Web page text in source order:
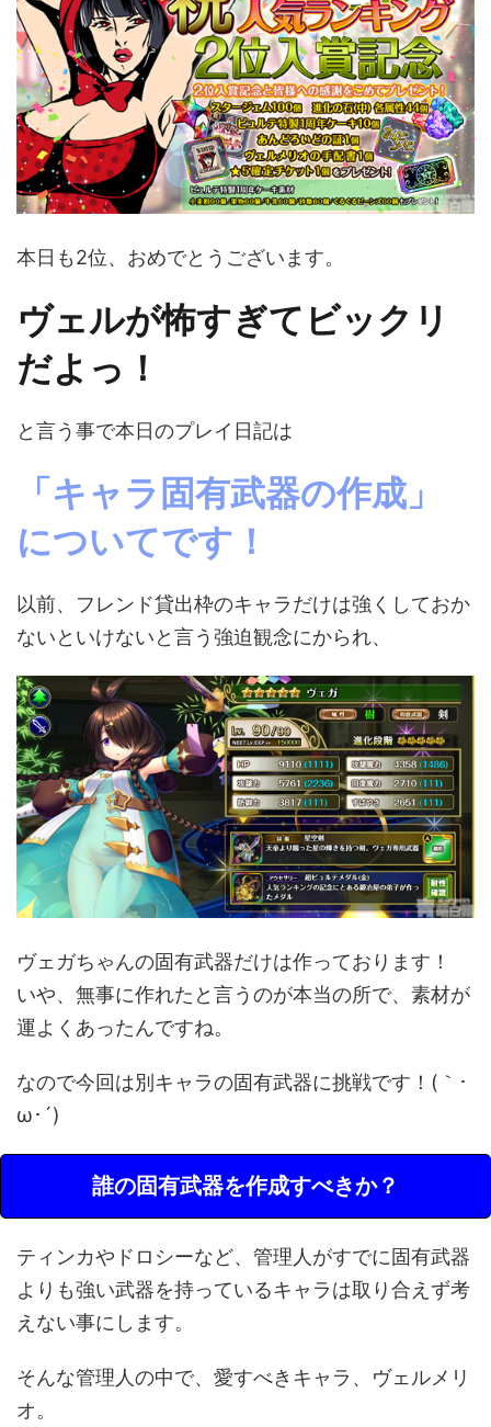
本日も2位、おめでとうございます。
ヴェルが怖すぎてビックリ
だよっ！
と言う事で本日のプレイ日記は
「キャラ固有武器の作成」
についてです！
以前、フレンド貸出枠のキャラだけは強くしておか
ないといけないと言う強迫観念にかられ、
ヴェガちゃんの固有武器だけは作っております！
いや、無事に作れたと言うのが本当の所で、素材が
運よくあったんですね。
なので今回は別キャラの固有武器に挑戦です！(｀･
ω･´)ゞ
誰の固有武器を作成すべきか？
ティンカやドロシーなど、管理人がすでに固有武器
よりも強い武器を持っているキャラは取り合えず考
えない事にします。
そんな管理人の中で、愛すべきキャラ、ヴェルメリ
オ。